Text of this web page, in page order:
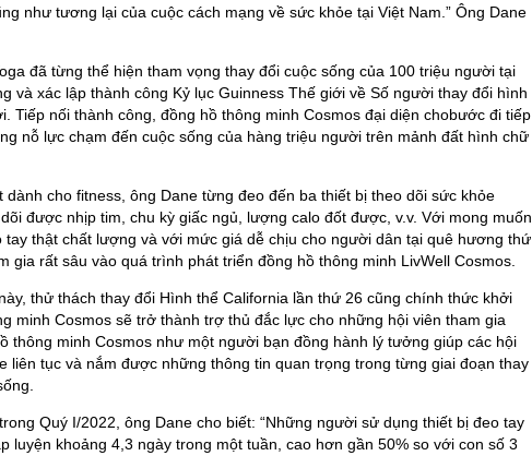
như tương lại của cuộc cách mạng về sức khỏe tại Việt Nam.” Ông Dane
đã từng thể hiện tham vọng thay đổi cuộc sống của 100 triệu người tại
và xác lập thành công Kỷ lục Guinness Thế giới về Số người thay đổi hình
Tiếp nối thành công, đồng hồ thông minh Cosmos đại diện chobước đi tiếp
nỗ lực chạm đến cuộc sống của hàng triệu người trên mảnh đất hình chữ
dành cho fitness, ông Dane từng đeo đến ba thiết bị theo dõi sức khỏe
được nhịp tim, chu kỳ giấc ngủ, lượng calo đốt được, v.v. Với mong muốn
tay thật chất lượng và với mức giá dễ chịu cho người dân tại quê hương thứ
gia rất sâu vào quá trình phát triển đồng hồ thông minh LivWell Cosmos.
thử thách thay đổi Hình thể California lần thứ 26 cũng chính thức khởi
minh Cosmos sẽ trở thành trợ thủ đắc lực cho những hội viên tham gia
thông minh Cosmos như một người bạn đồng hành lý tưởng giúp các hội
liên tục và nắm được những thông tin quan trọng trong từng giai đoạn thay
Quý I/2022, ông Dane cho biết: “Những người sử dụng thiết bị đeo tay
luyện khoảng 4,3 ngày trong một tuần, cao hơn gần 50% so với con số 3